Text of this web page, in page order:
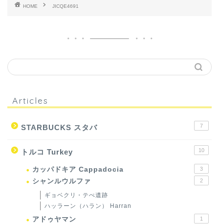
HOME JICQE4691
Articles
STARBUCKS スタバ 7
トルコ Turkey 10
カッパドキア Cappadocia 3
シャンルウルファ 2
ギョベクリ・テぺ遺跡
ハッラーン（ハラン） Harran
アドゥヤマン 1